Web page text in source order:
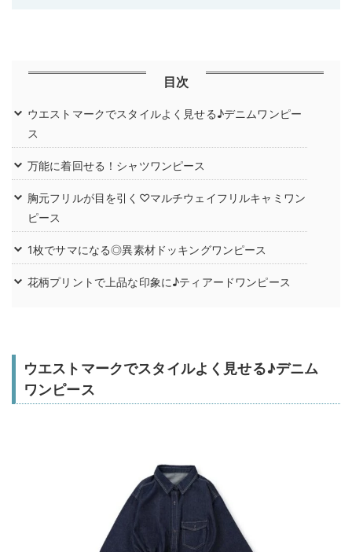
目次
ウエストマークでスタイルよく見せる♪デニムワンピー
ス
万能に着回せる！シャツワンピース
胸元フリルが目を引く♡マルチウェイフリルキャミワン
ピース
1枚でサマになる◎異素材ドッキングワンピース
花柄プリントで上品な印象に♪ティアードワンピース
ウエストマークでスタイルよく見せる♪デニム
ワンピース